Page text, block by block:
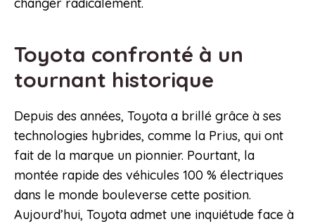
changer radicalement.
Toyota confronté à un
tournant historique
Depuis des années, Toyota a brillé grâce à ses
technologies hybrides, comme la Prius, qui ont
fait de la marque un pionnier. Pourtant, la
montée rapide des véhicules 100 % électriques
dans le monde bouleverse cette position.
Aujourd’hui, Toyota admet une inquiétude face à